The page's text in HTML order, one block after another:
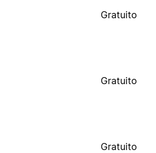
Gratuito
Gratuito
Gratuito